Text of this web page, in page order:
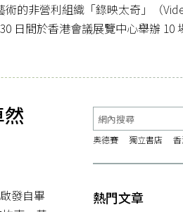
術的非營利組織「錄映太奇」（
日間於香港會議展覽中心舉辦 10
發自畢
奧德賽 獨立書店
熱門文章